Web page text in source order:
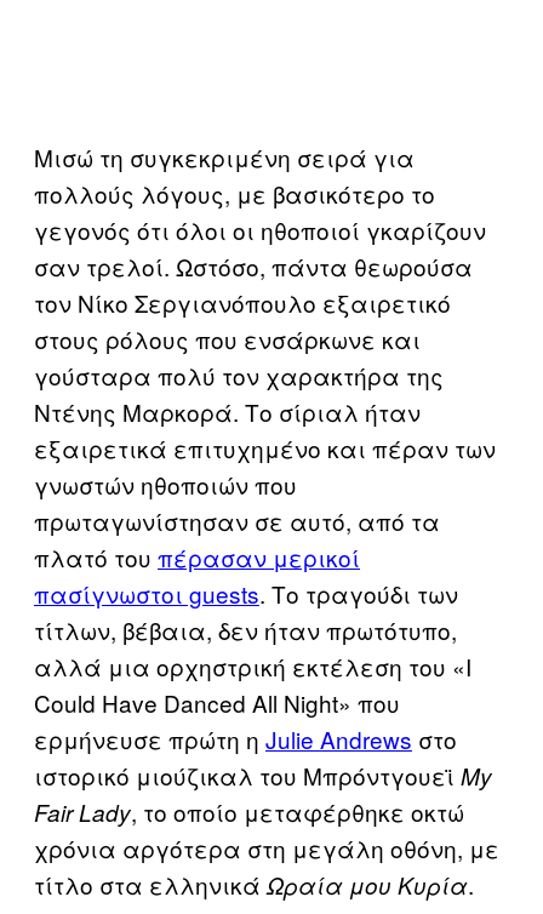
Μισώ τη συγκεκριμένη σειρά για
πολλούς λόγους, με βασικότερο το
γεγονός ότι όλοι οι ηθοποιοί γκαρίζουν
σαν τρελοί. Ωστόσο, πάντα θεωρούσα
τον Νίκο Σεργιανόπουλο εξαιρετικό
στους ρόλους που ενσάρκωνε και
γούσταρα πολύ τον χαρακτήρα της
Ντένης Μαρκορά. Το σίριαλ ήταν
εξαιρετικά επιτυχημένο και πέραν των
γνωστών ηθοποιών που
πρωταγωνίστησαν σε αυτό, από τα
πλατό του πέρασαν μερικοί
πασίγνωστοι guests. Το τραγούδι των
τίτλων, βέβαια, δεν ήταν πρωτότυπο,
αλλά μια ορχηστρική εκτέλεση του «I
Could Have Danced All Night» που
ερμήνευσε πρώτη η Julie Andrews στο
ιστορικό μιούζικαλ του Μπρόντγουεϊ My
Fair Lady, το οποίο μεταφέρθηκε οκτώ
χρόνια αργότερα στη μεγάλη οθόνη, με
τίτλο στα ελληνικά Ωραία μου Κυρία.